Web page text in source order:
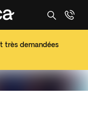
très demandées